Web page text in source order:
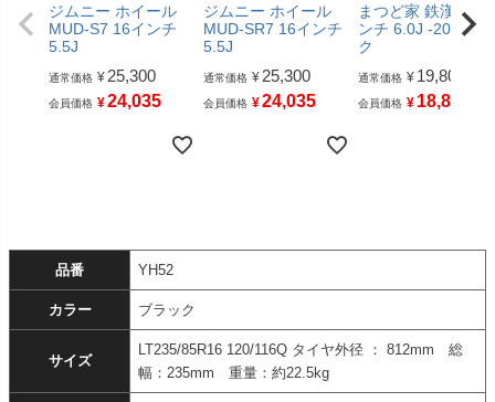
ジムニー ホイール
MUD-S7 16インチ
5.5J
通常価格 ¥ 25,300
会員価格 ¥24,035
ジムニー ホイール
MUD-SR7 16インチ
5.5J
通常価格 ¥ 25,300
会員価格 ¥24,035
まつど家 鉄漢 16イ
ンチ 6.0J -20 ブラ
ク
通常価格 ¥ 19,800
会員価格 ¥ 18,810
品番 YH52
カラー ブラック
サイズ
LT235/85R16 120/116Q タイヤ外径 ： 812mm 総
幅：235mm 重量：約22.5kg